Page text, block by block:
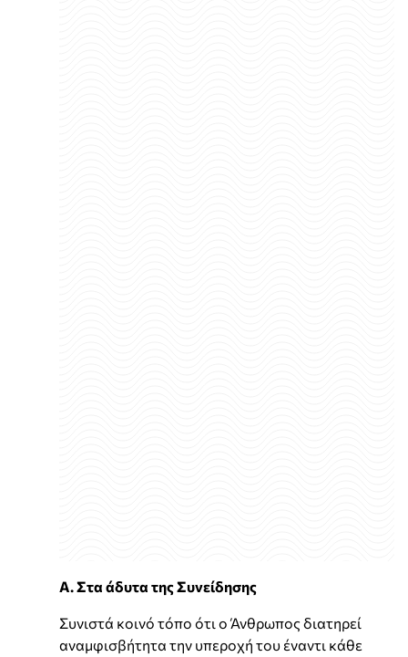
Α. Στα άδυτα της Συνείδησης
Συνιστά κοινό τόπο ότι ο Άνθρωπος διατηρεί
αναμφισβήτητα την υπεροχή του έναντι κάθε